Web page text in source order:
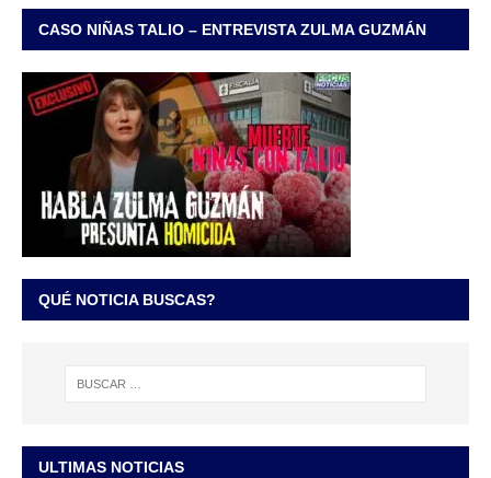
CASO NIÑAS TALIO – ENTREVISTA ZULMA GUZMÁN
QUÉ NOTICIA BUSCAS?
ULTIMAS NOTICIAS